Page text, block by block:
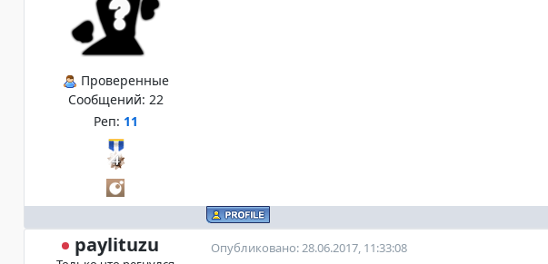
Проверенные
Сообщений: 22
Реп: 11
paylituzu Опубликовано: 28.06.2017, 11:33:08